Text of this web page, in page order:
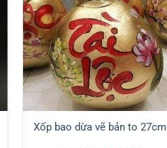
Xốp bao dừa vẽ bản to 27cm